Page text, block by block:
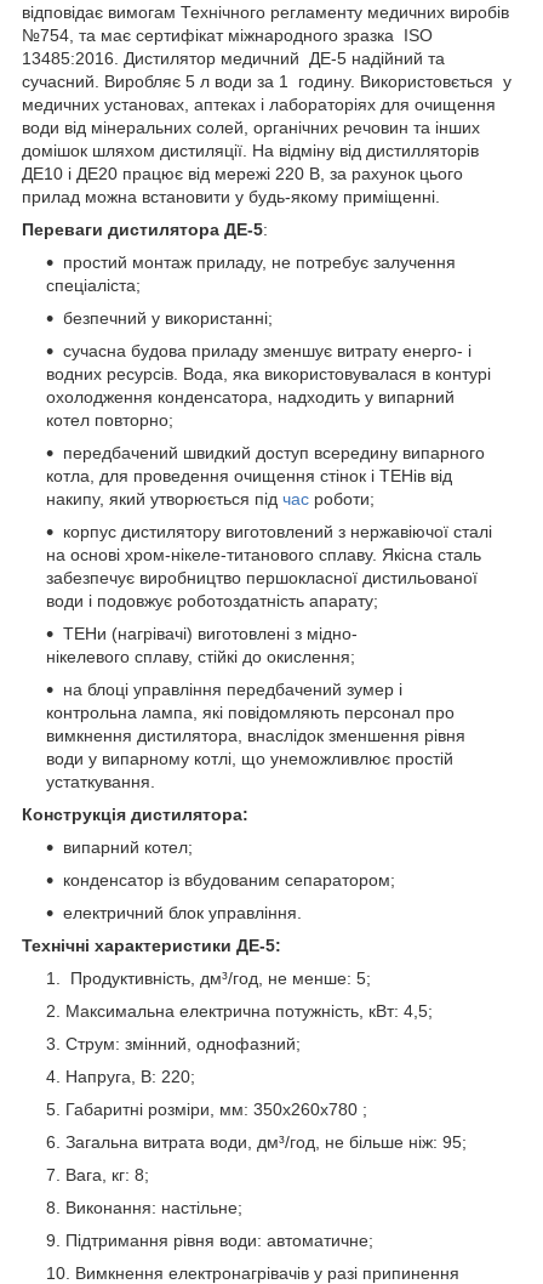
відповідає вимогам Технічного регламенту медичних виробів
№754, та має сертифікат міжнародного зразка ISO
13485:2016. Дистилятор медичний ДЕ-5 надійний та
сучасний. Виробляє 5 л води за 1 годину. Використовється у
медичних установах, аптеках і лабораторіях для очищення
води від мінеральних солей, органічних речовин та інших
домішок шляхом дистиляції. На відміну від дистилляторів
ДЕ10 і ДЕ20 працює від мережі 220 В, за рахунок цього
прилад можна встановити у будь-якому приміщенні.
Переваги дистилятора ДЕ-5:
простий монтаж приладу, не потребує залучення
спеціаліста;
безпечний у використанні;
сучасна будова приладу зменшує витрату енерго- і
водних ресурсів. Вода, яка використовувалася в контурі
охолодження конденсатора, надходить у випарний
котел повторно;
передбачений швидкий доступ всередину випарного
котла, для проведення очищення стінок і ТЕНів від
накипу, який утворюється під час роботи;
корпус дистилятору виготовлений з нержавіючої сталі
на основі хром-нікеле-титанового сплаву. Якісна сталь
забезпечує виробництво першокласної дистильованої
води і подовжує роботоздатність апарату;
ТЕНи (нагрівачі) виготовлені з мідно-
нікелевого сплаву, стійкі до окислення;
на блоці управління передбачений зумер і
контрольна лампа, які повідомляють персонал про
вимкнення дистилятора, внаслідок зменшення рівня
води у випарному котлі, що унеможливлює простій
устаткування.
Конструкція дистилятора:
випарний котел;
конденсатор із вбудованим сепаратором;
електричний блок управління.
Технічні характеристики ДЕ-5:
Продуктивність, дм³/год, не менше: 5;
Максимальна електрична потужність, кВт: 4,5;
Струм: змінний, однофазний;
Напруга, В: 220;
Габаритні розміри, мм: 350x260x780 ;
Загальна витрата води, дм³/год, не більше ніж: 95;
Вага, кг: 8;
Виконання: настільне;
Підтримання рівня води: автоматичне;
Вимкнення електронагрівачів у разі припинення